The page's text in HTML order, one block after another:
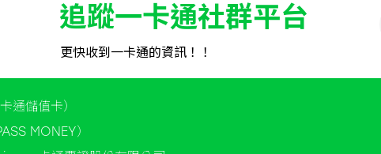
追蹤一卡通社群平台
更快收到一卡通的資訊！！
通儲值卡）
MONEY）